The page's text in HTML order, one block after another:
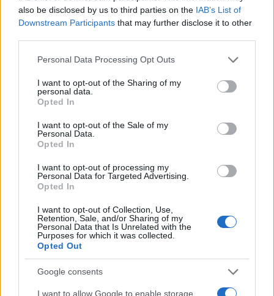
also be disclosed by us to third parties on the IAB’s List of
Downstream Participants that may further disclose it to other
Please note that this website/app uses one or more Google
not limited to your visit or usage behaviour. You may click to
grant or deny consent to Google and its third-party tags to
use your data for below specified purposes in below Google
consent section.
Personal Data Processing Opt Outs
I want to opt-out of the Sharing of my
personal data.
Opted In
I want to opt-out of the Sale of my
Personal Data.
Opted In
I want to opt-out of processing my
Personal Data for Targeted Advertising.
Opted In
I want to opt-out of Collection, Use,
Retention, Sale, and/or Sharing of my
Personal Data that Is Unrelated with the
Purposes for which it was collected.
Opted Out
Google consents
I want to allow Google to enable storage
«Κατά περίεργο τρόπο έχω την αίσθηση ότι ο
μπαμπάς είναι εδώ. Δεν νιώθω ότι έχει πεθάνει.
Επειδή η δουλειά μου είναι η μουσική του με την
Ορχήστρα Μίκης Θεοδωράκης, είμαι συνέχεια μαζί
του» εξομολογήθηκε η κόρη του μεγάλου
μουσικοσυνθέτη που εδώ και τρεις δεκαετίες
περίπου έχει κάνει σκοπό της ζωής της τη
υπεράσπιση του έργου του πατέρα της.
Το μοναδικό σκοτεινό σημείο στην σχέση της με
τον πατέρα της ήταν η διαθήκη του που την
εξέπληξε και την πίκρανε.